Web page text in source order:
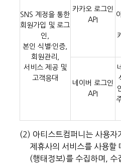
SNS 계정을 통한
회원가입 및 로그
인,
본인 식별·인증,
회원관리,
서비스 제공 및
고객응대
카카오 로그인
API
네이버 로그인
API
(2) 아티스트컴퍼니는 사용자
제휴사의 서비스를 사용할
(행태정보)를 수집하며, 수